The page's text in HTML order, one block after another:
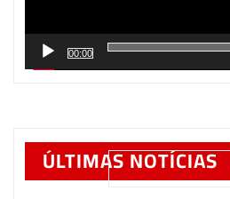
00:00
ÚLTIMAS NOTÍCIAS